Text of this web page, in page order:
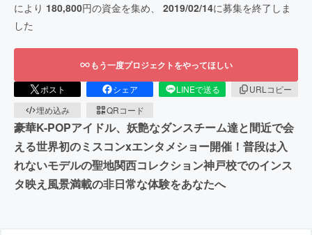
により 180,800円の資金を集め、 2019/02/14に募集を終了しま
した
もう一度プロジェクトをやってほしい
ポスト シェア LINEで送る
URLコピー
埋め込み
QRコード
豪華K-POPアイドル、妖艶なダンスチーム達と間近で会
える世界初のミスコンxエンタメショー開催！普段は入
れないモデルの聖地関西コレクション神戸校でのインス
タ映え風景満載の非日常な体験をあなたへ